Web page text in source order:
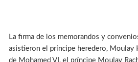
La firma de los memorandos y
asistieron el príncipe heredero, Moulay
de Mohamed VI, el príncipe Moulay